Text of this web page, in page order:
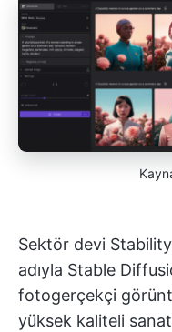
Sektör devi
adıyla Stable
fotogerçekçi
yüksek kaliteli